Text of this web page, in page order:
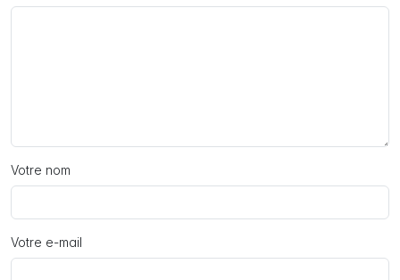
Votre nom
Votre e-mail